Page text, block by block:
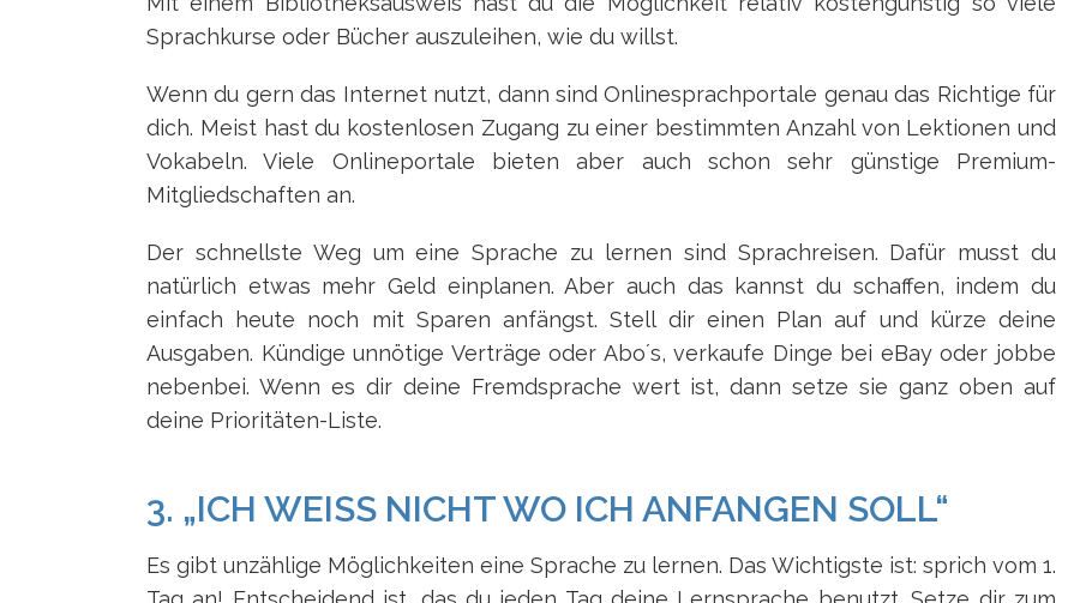
Sprachkurse oder Bücher auszuleihen, wie du willst.
Wenn du gern das Internet nutzt, dann sind Onlinesprachportale genau das Richtige für
dich. Meist hast du kostenlosen Zugang zu einer bestimmten Anzahl von Lektionen und
Vokabeln. Viele Onlineportale bieten aber auch schon sehr günstige Premium-
Mitgliedschaften an.
Der schnellste Weg um eine Sprache zu lernen sind Sprachreisen. Dafür musst du
natürlich etwas mehr Geld einplanen. Aber auch das kannst du schaffen, indem du
einfach heute noch mit Sparen anfängst. Stell dir einen Plan auf und kürze deine
Ausgaben. Kündige unnötige Verträge oder Abo´s, verkaufe Dinge bei eBay oder jobbe
nebenbei. Wenn es dir deine Fremdsprache wert ist, dann setze sie ganz oben auf
deine Prioritäten-Liste.
3. „ICH WEISS NICHT WO ICH ANFANGEN SOLL“
Es gibt unzählige Möglichkeiten eine Sprache zu lernen. Das Wichtigste ist: sprich vom 1.